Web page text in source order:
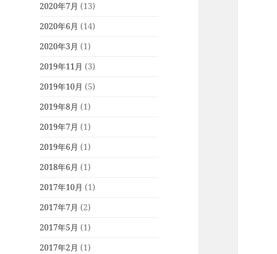
2020年7月 (13)
2020年6月 (14)
2020年3月 (1)
2019年11月 (3)
2019年10月 (5)
2019年8月 (1)
2019年7月 (1)
2019年6月 (1)
2018年6月 (1)
2017年10月 (1)
2017年7月 (2)
2017年5月 (1)
2017年2月 (1)